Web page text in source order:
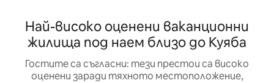
Най-високо оценени ваканционни
жилища под наем близо до Куяба
Гостите са съгласни: тези престои са високо
оценени заради тяхното местоположение,